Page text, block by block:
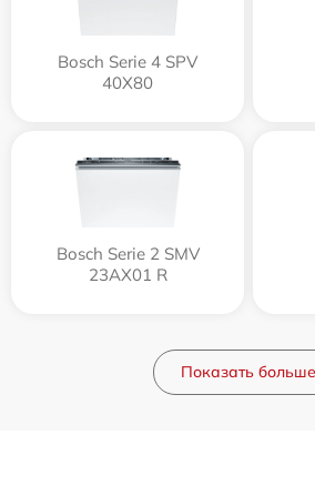
Bosch Serie 4 SPV
40X80
Bosch Serie 2 SMV
23AX01 R
Показать больше